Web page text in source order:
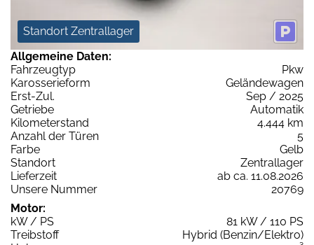
Standort Zentrallager
Allgemeine Daten:
Fahrzeugtyp
Pkw
Karosserieform
Geländewagen
Erst-Zul.
Sep / 2025
Getriebe
Automatik
Kilometerstand
4.444 km
Anzahl der Türen
5
Farbe
Gelb
Standort
Zentrallager
Lieferzeit
ab ca. 11.08.2026
Unsere Nummer
20769
Motor:
kW / PS
81 kW / 110 PS
Treibstoff
Hybrid (Benzin/Elektro)